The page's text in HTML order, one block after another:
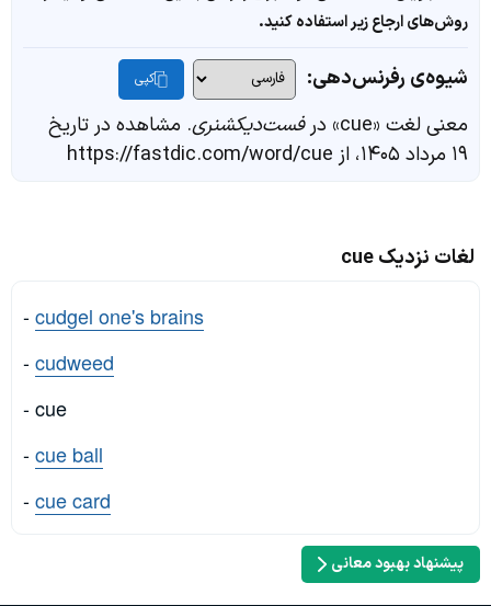
روش‌های ارجاع زیر استفاده کنید.
شیوه‌ی رفرنس‌دهی: کپی
معنی لغت «cue» در فست‌دیکشنری. مشاهده در تاریخ
۱۹ مرداد ۱۴۰۵، از https://fastdic.com/word/cue
لغات نزدیک cue
-cudgel one's brains
-cudweed
- cue
-cue ball
-cue card
پیشنهاد بهبود معانی